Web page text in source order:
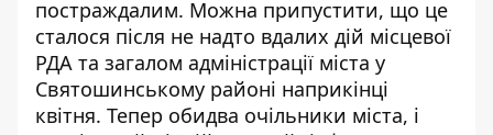
постраждалим. Можна припустити, що це
сталося після не надто вдалих дій місцевої
РДА та загалом адміністрації міста у
Святошинському районі наприкінці
квітня. Тепер обидва очільники міста, і